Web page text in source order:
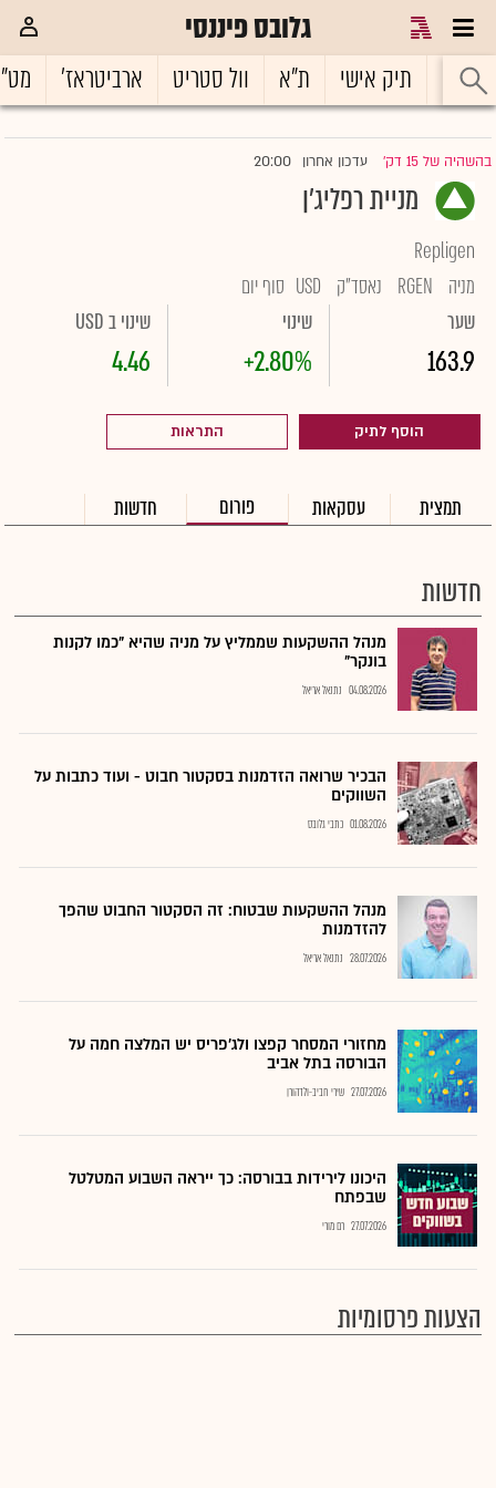
גלובס פיננסי
ראשי תיק אישי ת"א וול סטריט ארביטראז'
בהשהיה של 15 דק' |עדכון אחרון 20:00
מניית רפליג'ן
Repligen
מניה
RGEN נאסד"ק USD סוף יום
שער
163.9
שינוי
+2.80%
שינוי ב USD
4.46
הוסף לתיק התראות
תמצית עסקאות פורום חדשות
חדשות
מנהל ההשקעות שממליץ על מניה שהיא "כמו לקנות
בונקר"
04.08.2026 נתנאל אריאל
הבכיר שרואה הזדמנות בסקטור חבוט - ועוד כתבות על
השווקים
01.08.2026 כתבי גלובס
מנהל ההשקעות שבטוח: זה הסקטור החבוט שהפך
להזדמנות
28.07.2026 נתנאל אריאל
מחזורי המסחר קפצו ולג'פריס יש המלצה חמה על
הבורסה בתל אביב
27.07.2026 שירי חביב-ולדהורן
היכונו לירידות בבורסה: כך ייראה השבוע המטלטל
שבפתח
27.07.2026 רם מורי
הצעות פרסומיות